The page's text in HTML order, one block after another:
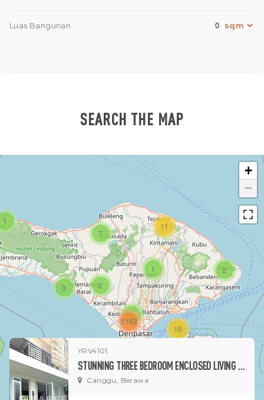
Luas Bangunan 0
SEARCH THE MAP
1
1
1
3
7
2
15
11
3182
2
+
−
YRV4101
STUNNING THREE BEDROOM ENCLOSED LIVING VILLA WITH ROOFTOP IN BERAWA
Canggu, Berawa